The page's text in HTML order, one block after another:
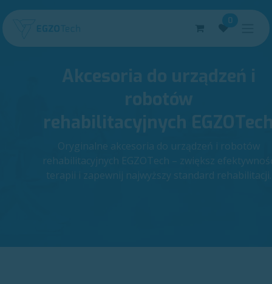
Skip to Content
0
Akcesoria do urządzeń i
robotów
rehabilitacyjnych
Oryginalne akcesoria do urządzeń i robotów
rehabilitacyjnych EGZOTech – zwiększ
terapii i zapewnij najwyższy standard rehabilitacji.